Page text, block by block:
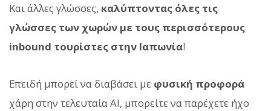
Και άλλες γλώσσες, καλύπτοντας όλες τις
γλώσσες των χωρών με τους περισσότερους
inbound τουρίστες στην Ιαπωνία!
Επειδή μπορεί να διαβάσει με φυσική προφορά
χάρη στην τελευταία AI, μπορείτε να παρέχετε ήχο